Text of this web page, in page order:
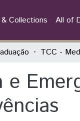
Collections All of
TCC -